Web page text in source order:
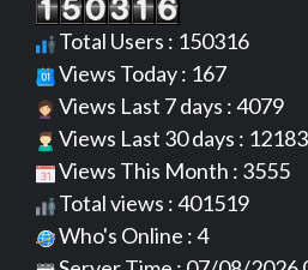
Total Users : 150316
Views Today : 167
Views Last 7 days : 4079
Views Last 30 days : 12183
Views This Month : 3555
Total views : 401519
Who's Online : 4